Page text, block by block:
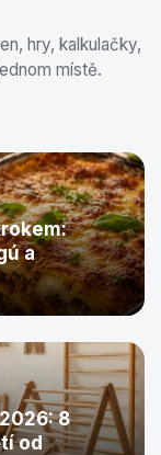
hry, kalkulačky,
místě.
a
8
od